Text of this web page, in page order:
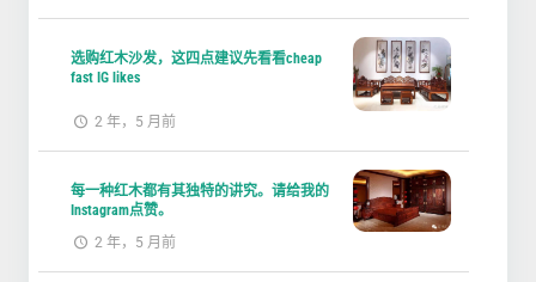
选购红木沙发，这四点建议先看看cheap
fast IG likes
2 年，5 月前
每一种红木都有其独特的讲究。请给我的
Instagram点赞。
2 年，5 月前